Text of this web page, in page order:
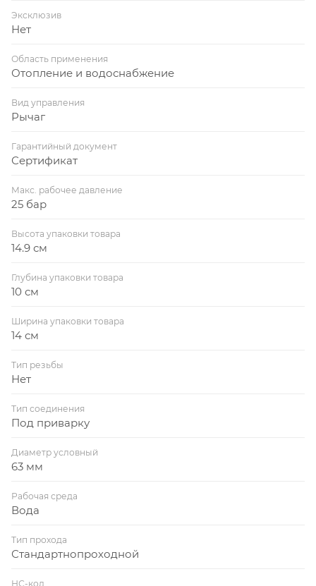
Эксклюзив
Нет
Область применения
Отопление и водоснабжение
Вид управления
Рычаг
Гарантийный документ
Сертификат
Макс. рабочее давление
25 бар
Высота упаковки товара
14.9 см
Глубина упаковки товара
10 см
Ширина упаковки товара
14 см
Тип резьбы
Нет
Тип соединения
Под приварку
Диаметр условный
63 мм
Рабочая среда
Вода
Тип прохода
Стандартнопроходной
НС-код